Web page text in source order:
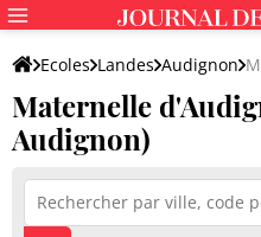
Ecoles Landes Audignon
Maternelle
Audignon)